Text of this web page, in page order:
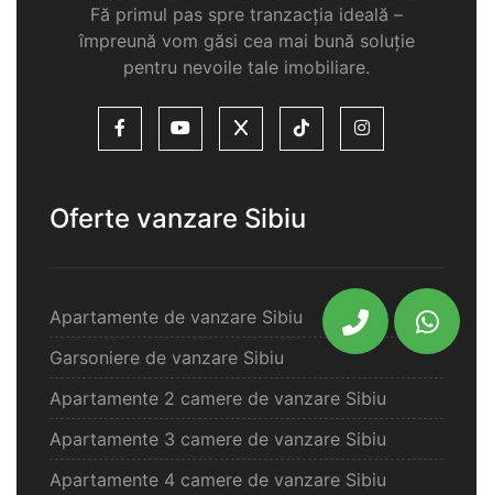
Fă primul pas spre tranzacția ideală –
împreună vom găsi cea mai bună soluție
pentru nevoile tale imobiliare.
Oferte vanzare Sibiu
Apartamente de vanzare Sibiu
Garsoniere de vanzare Sibiu
Apartamente 2 camere de vanzare Sibiu
Apartamente 3 camere de vanzare Sibiu
Apartamente 4 camere de vanzare Sibiu